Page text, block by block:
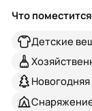
Что поместится
Детские